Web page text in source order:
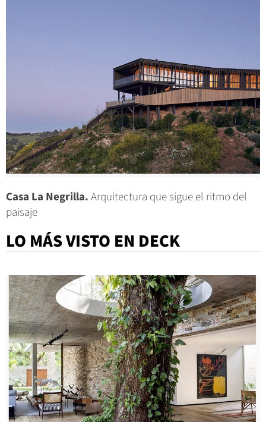
Casa La Negrilla.Arquitectura que sigue el ritmo del
paisaje
LO MÁS VISTO EN DECK